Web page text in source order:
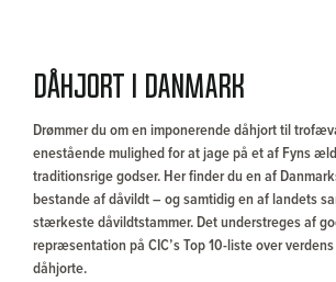
Dåhjort i Danmark
Drømmer du om en imponerende dåhjort til
enestående mulighed for at jage på et af Fyns
traditionsrige godser. Her finder du en af
bestande af dåvildt – og samtidig en af landets
stærkeste dåvildtstammer. Det understreges af
repræsentation på CIC’s Top 10-liste over
dåhjorte.